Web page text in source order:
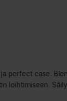
perfect case.
loihtimiseen.